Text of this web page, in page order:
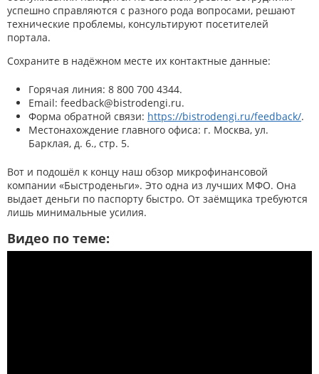
успешно справляются с разного рода вопросами, решают
технические проблемы, консультируют посетителей
портала.
Сохраните в надёжном месте их контактные данные:
Горячая линия: 8 800 700 4344.
Email: feedback@bistrodengi.ru.
Форма обратной связи: https://bistrodengi.ru/feedback/.
Местонахождение главного офиса: г. Москва, ул.
Барклая, д. 6., стр. 5.
Вот и подошёл к концу наш обзор микрофинансовой
компании «Быстроденьги». Это одна из лучших МФО. Она
выдает деньги по паспорту быстро. От заёмщика требуются
лишь минимальные усилия.
Видео по теме: